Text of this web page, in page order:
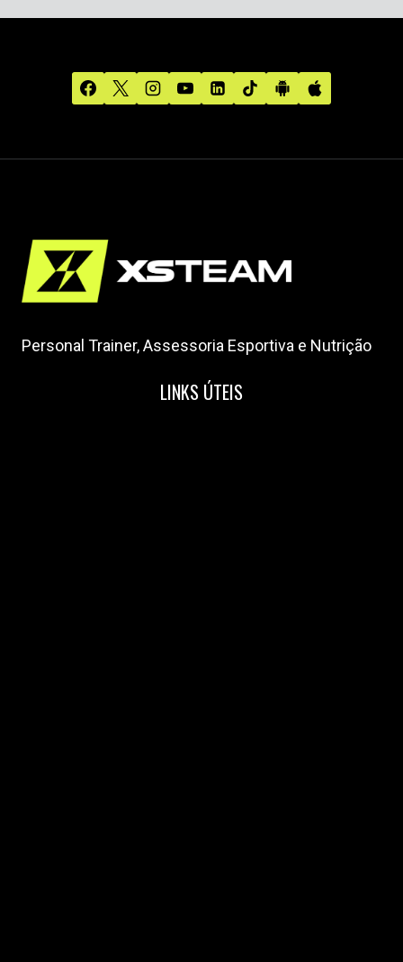
Personal Trainer, Assessoria Esportiva e Nutrição
LINKS ÚTEIS